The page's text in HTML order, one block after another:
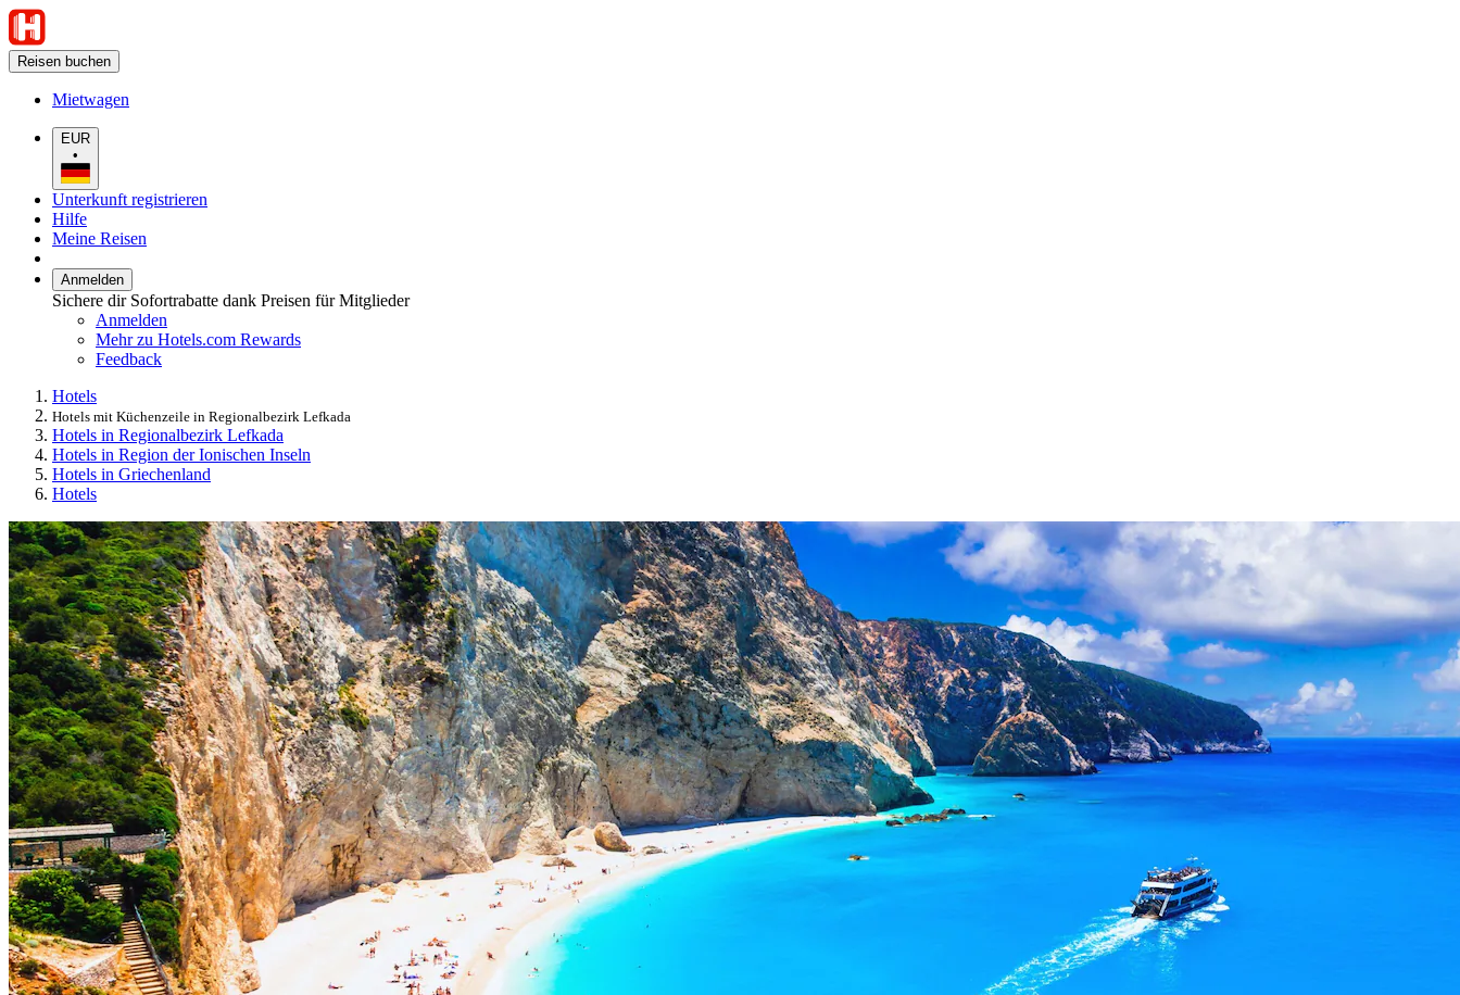
Reisen buchen
Mietwagen
EUR
•
Unterkunft registrieren
Hilfe
Meine Reisen
Anmelden
Sichere dir Sofortrabatte dank Preisen für Mitglieder
Anmelden
Mehr zu Hotels.com Rewards
Feedback
Hotels
Hotels mit Küchenzeile in Regionalbezirk Lefkada
Hotels in Regionalbezirk Lefkada
Hotels in Region der Ionischen Inseln
Hotels in Griechenland
Hotels